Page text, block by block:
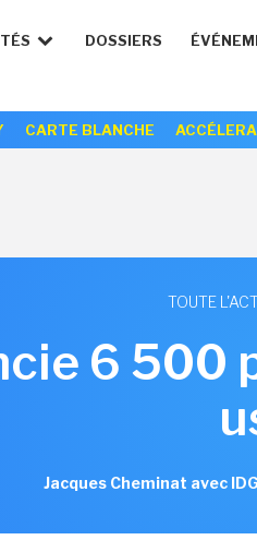
DOSSIERS
CARTE BLANCHE
TOUTE
6 500
Jacques Cheminat avec